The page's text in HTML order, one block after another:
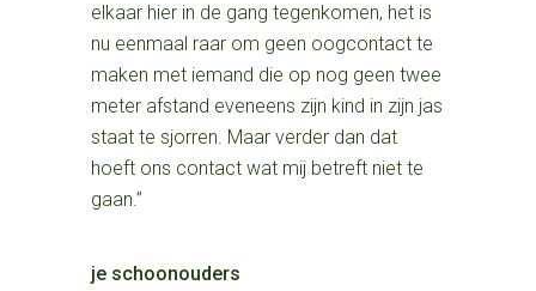
elkaar hier in de gang tegenkomen, het is
nu eenmaal raar om geen oogcontact te
maken met iemand die op nog geen twee
meter afstand eveneens zijn kind in zijn jas
staat te sjorren. Maar verder dan dat
hoeft ons contact wat mij betreft niet te
gaan.”
je schoonouders